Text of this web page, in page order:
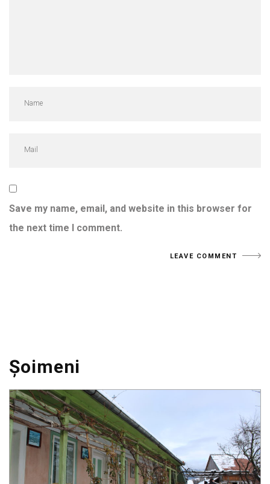
Save my name, email, and website in this browser for
the next time I comment.
Șoimeni